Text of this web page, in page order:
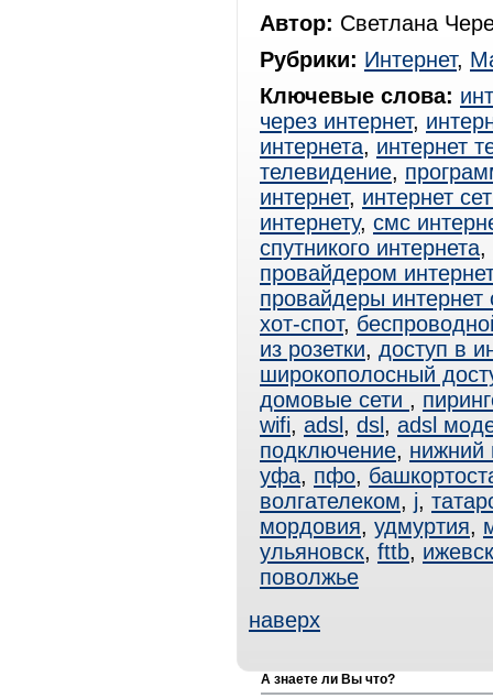
Автор: Светлана
Рубрики: Интернет,
Ключевые слова:
через интернет,
интернета, интернет
телевидение,
интернет, интернет
интернету, смс
спутникого интернета,
провайдером
провайдеры интернет
хот-спот,
из розетки, доступ в
широкополосный
домовые сети ,
wifi, adsl , dsl , adsl
подключение, нижний
уфа, пфо,
волгателеком, j,
мордовия, удмуртия,
ульяновск, fttb, ижевск
поволжье
наверх
А знаете ли Вы что?